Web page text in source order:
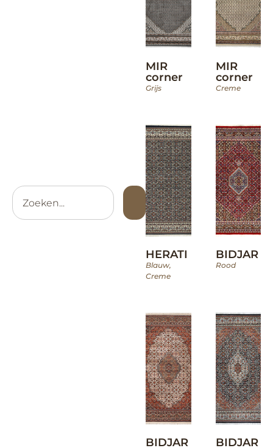
MIR
corner
Grijs
MIR
corner
Creme
HERATI
Blauw,
Creme
BIDJAR
Rood
BIDJAR BIDJAR